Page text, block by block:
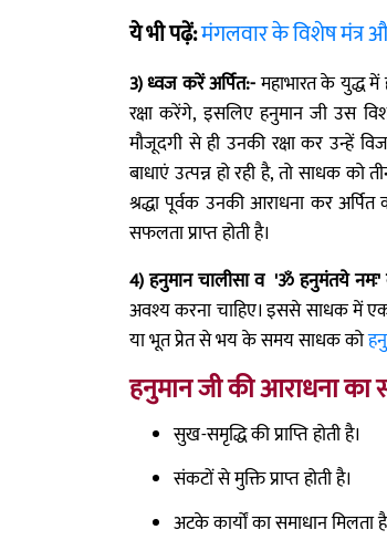
ये भी पढ़ें:मंगलवार के विशेष मंत्र
3) ध्वज करें अर्पित:-महाभारत के युद्ध
रक्षा करेंगे, इसलिए हनुमान जी उस
मौजूदगी से ही उनकी रक्षा कर उन्हें
बाधाएं उत्पन्न हो रही है, तो साधक
श्रद्धा पूर्वक उनकी आराधना कर
सफलता प्राप्त होती है।
4) हनुमान चालीसा व 'ॐ हनुमंतये नमः'
अवश्य करना चाहिए। इससे साधक में एक
या भूत प्रेत से भय के समय साधक को
हनुमान जी की आराधना का
सुख-समृद्धि की प्राप्ति होती है।
संकटों से मुक्ति प्राप्त होती है।
अटके कार्यों का समाधान मिलता